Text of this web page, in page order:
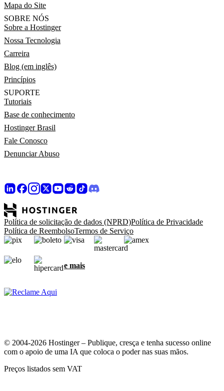
Mapa do Site
SOBRE NÓS
Sobre a Hostinger
Nossa Tecnologia
Carreira
Blog (em inglês)
Princípios
SUPORTE
Tutoriais
Base de conhecimento
Hostinger Brasil
Fale Conosco
Denunciar Abuso
Política de solicitação de dados (NPRD)Política de Privacidade
Política de ReembolsoTermos de Serviço
e mais
© 2004-2026 Hostinger – Publique, cresça e tenha sucesso online
com o apoio de uma IA que coloca o poder nas suas mãos.
Preços listados sem VAT